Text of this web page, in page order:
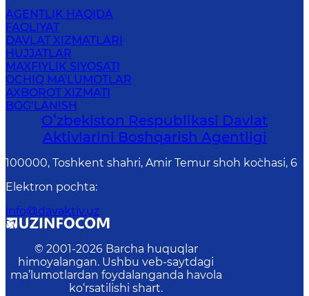
AGENTLIK HAQIDA
FAOLIYAT
DAVLAT XIZMATLARI
HUJJATLAR
MAXFIYLIK SIYOSATI
OCHIQ MA'LUMOTLAR
AXBOROT XIZMATI
BOG‘LANISH
Oʻzbekiston Respublikasi Davlat
Aktivlarini Boshqarish Agentligi
100000, Toshkent shahri, Amir Temur shoh ko`chasi, 6
Elektron pochta:
info@davaktiv.uz
© 2001-2026 Barcha huquqlar
himoyalangan. Ushbu veb-saytdagi
ma’lumotlardan foydalanganda havola
ko‘rsatilishi shart.